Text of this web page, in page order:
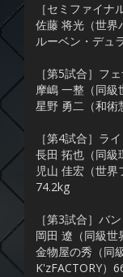
［セミファイ
佐藤 将光（世界
ルーベン・デュ
［第5試合］フ
摩嶋 一整（同級
星野 勇二（和術
［第4試合］ラ
長田 拓也（同級
児山 佳宏（世界
74.2kg
［第3試合］バ
岡田 遼（同級
金物屋の秀（同
K'zFACTORY）